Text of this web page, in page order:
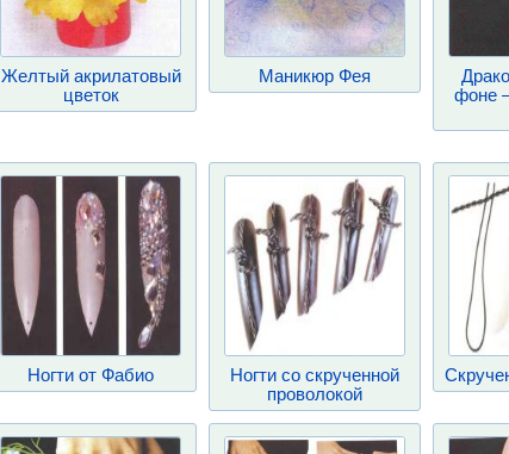
Желтый акрилатовый
цветок
Маникюр Фея
фоне
Ногти от Фабио
Ногти со скрученной
проволокой